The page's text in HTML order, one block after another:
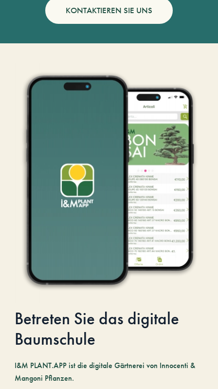
KONTAKTIEREN SIE UNS
Betreten Sie das digitale
Baumschule
I&M PLANT.APP ist die digitale Gärtnerei von Innocenti &
Mangoni Pflanzen.